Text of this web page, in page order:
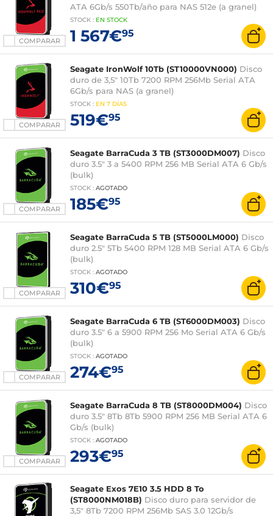
COMPARAR
ATA 6Gb/s 550Tb/año para NAS 512e (a granel)
STOCK : EN STOCK
1 567€95
COMPARAR
Seagate IronWolf 10Tb (ST10000VN000) Disco
duro de 3,5" 10Tb 7200 RPM 256Mb Serial ATA
6Gb/s para NAS (a granel)
STOCK : EN 7 DÍAS
519€95
COMPARAR
Seagate BarraCuda 3 TB (ST3000DM007) Disco
duro 3.5" 3 a 5400 RPM 256 MB Serial ATA 6 Gb/s
(bulk)
STOCK : AGOTADO
185€95
COMPARAR
Seagate BarraCuda 5 TB (ST5000LM000) Disco
duro 2.5" 5Tb 5400 RPM 128 MB Serial ATA 6 Gb/s
(bulk)
STOCK : AGOTADO
310€95
COMPARAR
Seagate BarraCuda 6 TB (ST6000DM003) Disco
duro 3.5" 6 a 5900 RPM 256 Mo Serial ATA 6 Gb/s
(bulk)
STOCK : AGOTADO
274€95
COMPARAR
Seagate BarraCuda 8 TB (ST8000DM004) Disco
duro 3.5" 8Tb 8Tb 5900 RPM 256 MB Serial ATA 6
Gb/s (bulk)
STOCK : AGOTADO
293€95
Seagate Exos 7E10 3.5 HDD 8 To
(ST8000NM018B) Disco duro para servidor de
3,5" 8Tb 7200 RPM 256Mb SAS 3.0 12Gb/s